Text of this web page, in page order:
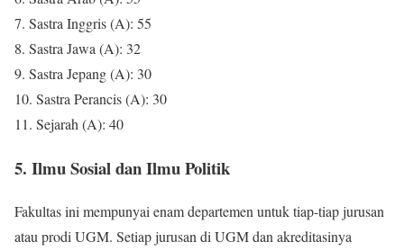
7. Sastra Inggris (A): 55
8. Sastra Jawa (A): 32
9. Sastra Jepang (A): 30
10. Sastra Perancis (A): 30
11. Sejarah (A): 40
5. Ilmu Sosial dan Ilmu Politik
Fakultas ini mempunyai enam departemen untuk tiap-tiap jurusan
atau prodi UGM. Setiap jurusan di UGM dan akreditasinya